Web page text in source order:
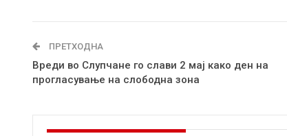
ПРЕТХОДНА
Вреди во Слупчане го слави 2 мај како ден на
прогласување на слободна зона